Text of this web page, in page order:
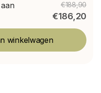
€188,90
€186,20
winkelwagen